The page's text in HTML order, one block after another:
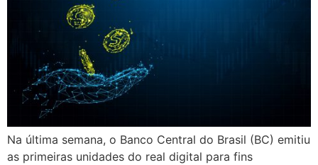
Na última semana, o Banco Central do Brasil (BC) emitiu
as primeiras unidades do real digital para fins